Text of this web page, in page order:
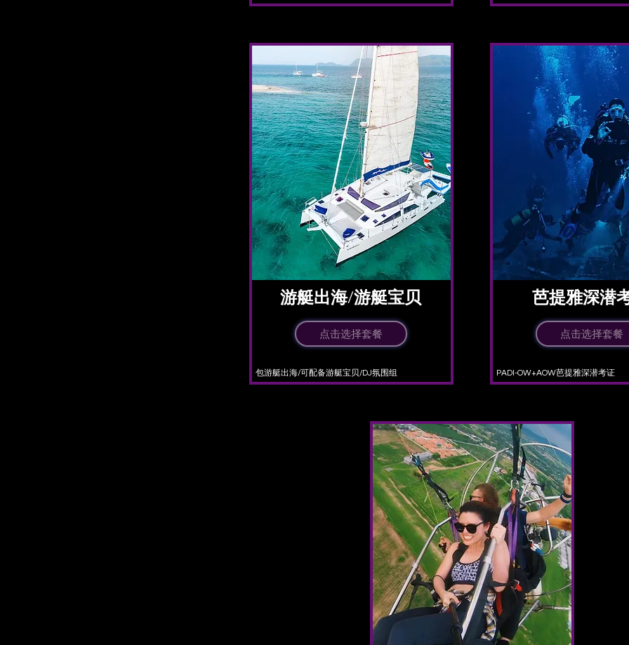
​游艇出海/游艇宝贝
点击选择套餐
​包游艇出海/可配备游艇宝贝/DJ氛围组
芭提雅深潜
点击选择套餐
PADI-OW+AOW芭提雅深潜考证